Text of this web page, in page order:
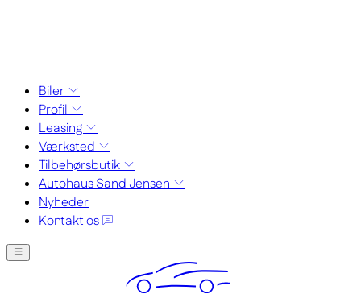
Biler
Profil
Leasing
Værksted
Tilbehørsbutik
Autohaus Sand Jensen
Nyheder
Kontakt os